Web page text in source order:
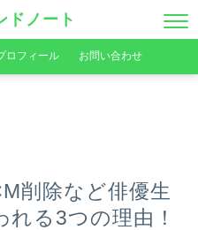
ドノート
ロフィール お問い合わせ
削除など俳優生
る3つの理由！